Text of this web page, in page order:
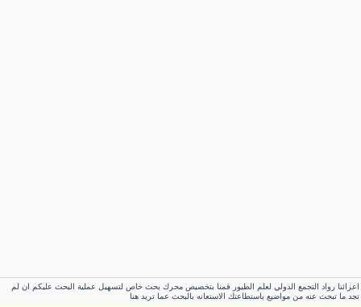
رواد التجمع الدولي لعلم الطيور قمنا بتخصيص محرك بحث خاص لتسهيل عملية البحث عليكم ان لم
ما تبحث عنه من مواضيع باستطاعتك الاستعانه بالبحث عما تريد هنا